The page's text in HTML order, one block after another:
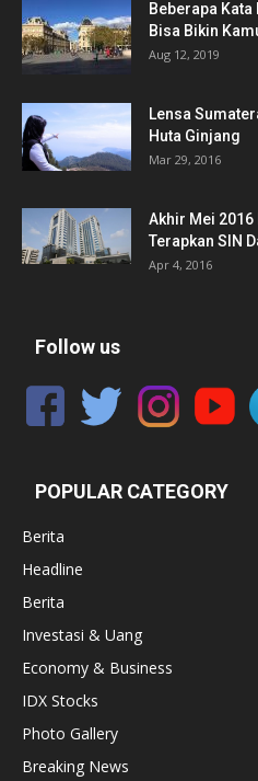
Beberapa
Bisa Bikin
Aug 12, 2019
Lensa
Huta Ginjang
Mar 29, 2016
Akhir Mei
Terapkan SIN
Apr 4, 2016
Follow us
POPULAR CATEGORY
Berita
Headline
Berita
Investasi & Uang
Economy & Business
IDX Stocks
Photo Gallery
Breaking News